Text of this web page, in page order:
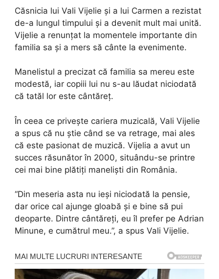
Căsnicia lui Vali Vijelie și a lui Carmen a rezistat
de-a lungul timpului și a devenit mult mai unită.
Vijelie a renunțat la momentele importante din
familia sa și a mers să cânte la evenimente.
Manelistul a precizat că familia sa mereu este
modestă, iar copiii lui nu s-au lăudat niciodată
că tatăl lor este cântăreț.
În ceea ce privește cariera muzicală, Vali Vijelie
a spus că nu știe când se va retrage, mai ales
că este pasionat de muzică. Vijelia a avut un
succes răsunător în 2000, situându-se printre
cei mai bine plătiți maneliști din România.
“Din meseria asta nu ieși niciodată la pensie,
dar orice cal ajunge gloabă și e bine să pui
deoparte. Dintre cântăreți, eu îl prefer pe Adrian
Minune, e cumătrul meu.”, a spus Vali Vijelie.